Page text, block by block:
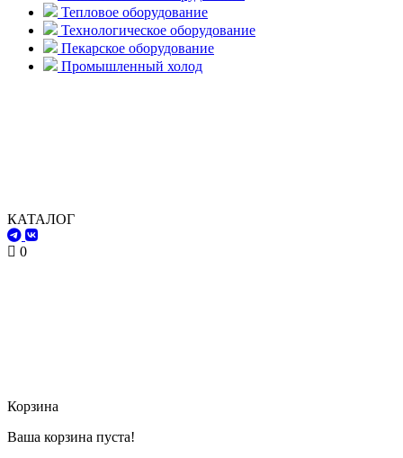
Тепловое оборудование
Технологическое оборудование
Пекарское оборудование
Промышленный холод
КАТАЛОГ
0
Корзина
Ваша корзина пуста!